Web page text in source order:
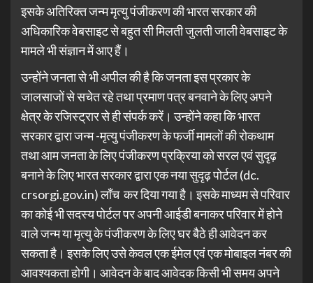
इसके अतिरिक्त जन्म मृत्यु पंजीकरण की भारत सरकार की
अधिकारिक वेबसाइट से बहुत सी मिलती जुलती जाली वेबसाइट के
मामले भी संज्ञान में आए हैं।
उन्होंने जनता से भी अपील की है कि जनता इस प्रकार के
जालसाजों से सचेत रहे तथा प्रमाण पत्र बनवाने के लिए अपने
क्षेत्र के रजिस्ट्रार से ही संपर्क करें। उन्होंने कहा कि भारत
सरकार द्वारा जन्म -मृत्यु पंजीकरण के फर्जी मामलों की रोकथाम
तथा आम जनता के लिए पंजीकरण प्रक्रिया को सरल एवं सुदृढ़
बनाने के लिए भारत सरकार द्वारा एक नया सुदृढ़ पोर्टल (dc.
crsorgi.gov.in) लॉंच कर दिया गया है। इसके माध्यम से परिवार
का कोई भी सदस्य पोर्टल पर अपनी आईडी बनाकर परिवार में होने
वाले जन्म या मृत्यु के पंजीकरण के लिए घर बैठे ही आवेदन कर
सकता है। इसके लिए उसे केवल एक ईमेल एवं एक मोबाइल नंबर की
आवश्यकता होगी। आवेदन के बाद आवेदक किसी भी समय अपने